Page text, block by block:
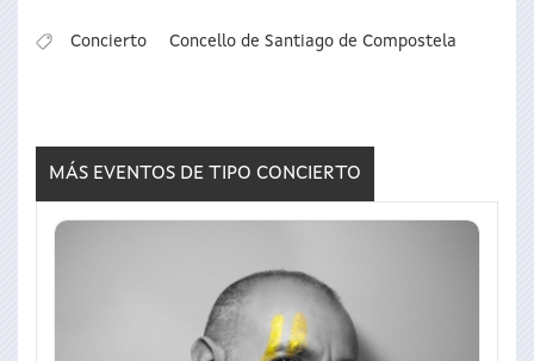
Concierto Concello de Santiago de Compostela
MÁS EVENTOS DE TIPO CONCIERTO